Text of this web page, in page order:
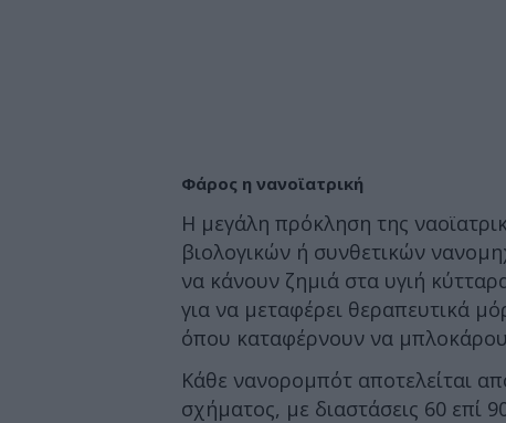
Φάρος η νανοϊατρική
Η μεγάλη πρόκληση της
βιολογικών ή συνθετικών
να κάνουν ζημιά στα υγιή
για να μεταφέρει θεραπευτικά
όπου καταφέρνουν να
Κάθε νανορομπότ αποτελείται
σχήματος, με διαστάσεις 60 επί